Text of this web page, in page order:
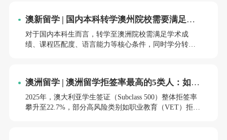
澳新留学 | 国内本科转学澳州院校需要满足哪
些条件，可转多少学分？
对于国内本科生而言，转学至澳洲院校需满足学术成
绩、课程匹配度、语言能力等核心条件，同时学分转换
澳洲留学 | 澳洲留学拒签率最高的5类人：如何
避免成为“炮灰”？
2025年，澳大利亚学生签证（Subclass 500）整体拒签率
攀升至22.7%，部分高风险类别如职业教育（VET）拒签